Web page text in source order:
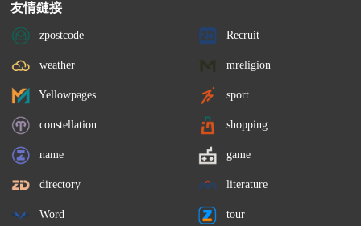
友情鏈接
zpostcode Recruit
weather mreligion
Yellowpages sport
constellation shopping
name game
directory literature
Word tour